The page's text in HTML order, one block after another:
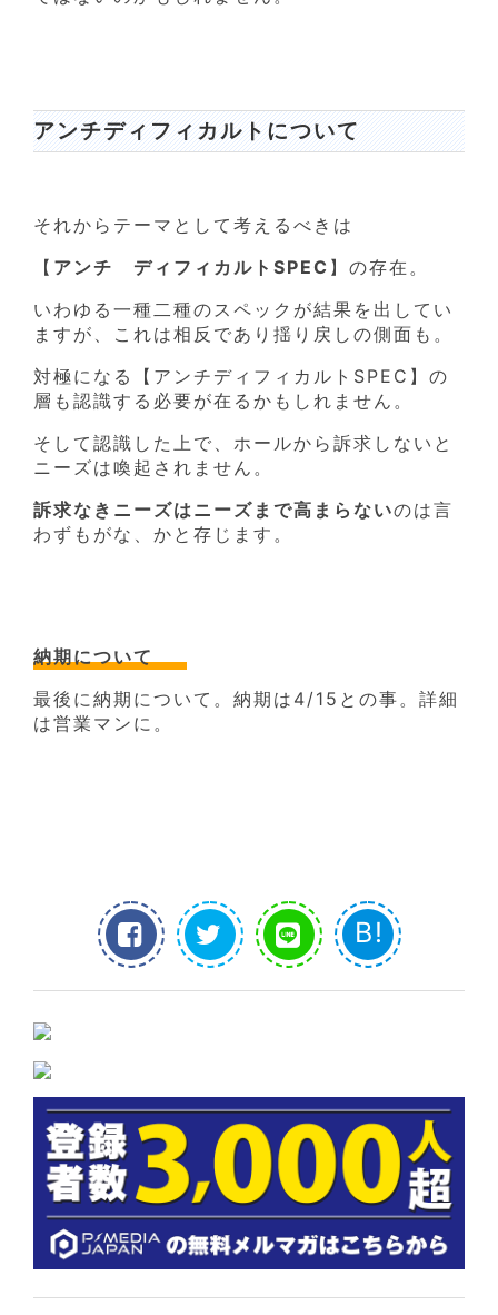
アンチディフィカルトについて
それからテーマとして考えるべきは
【 アンチ ディフィカルトSPEC 】の存在。
いわゆる一種二種のスペックが結果を出してい
ますが、これは相反であり揺り戻しの側面も。
対極になる【アンチディフィカルトSPEC】の
層も認識する必要が在るかもしれません。
そして認識した上で、ホールから訴求しないと
ニーズは喚起されません。
訴求なきニーズはニーズまで高まらないのは言
わずもがな、かと存じます。
納期について
最後に納期について。納期は4/15との事。詳細
は営業マンに。
B!